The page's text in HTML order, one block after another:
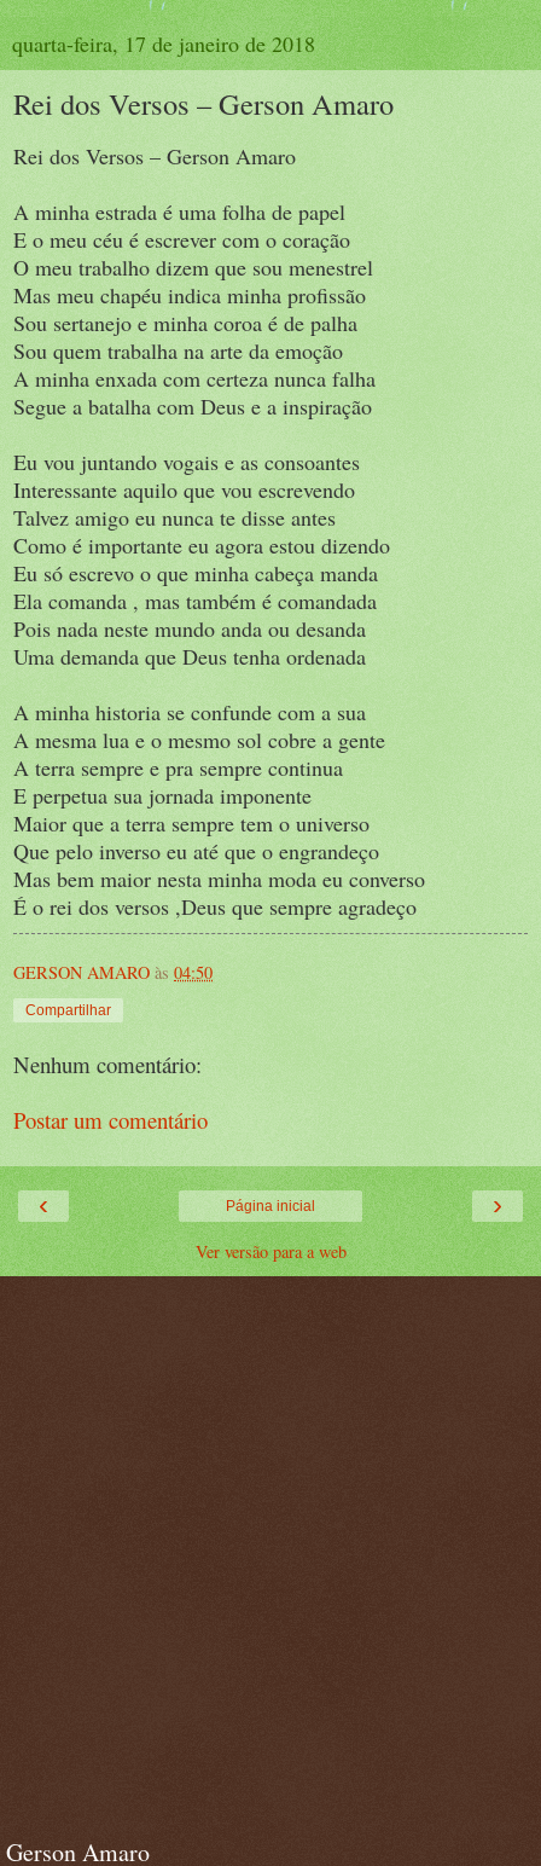
quarta-feira, 17 de janeiro de 2018
Rei dos Versos – Gerson Amaro
Rei dos Versos – Gerson Amaro
A minha estrada é uma folha de papel
E o meu céu é escrever com o coração
O meu trabalho dizem que sou menestrel
Mas meu chapéu indica minha profissão
Sou sertanejo e minha coroa é de palha
Sou quem trabalha na arte da emoção
A minha enxada com certeza nunca falha
Segue a batalha com Deus e a inspiração
Eu vou juntando vogais e as consoantes
Interessante aquilo que vou escrevendo
Talvez amigo eu nunca te disse antes
Como é importante eu agora estou dizendo
Eu só escrevo o que minha cabeça manda
Ela comanda , mas também é comandada
Pois nada neste mundo anda ou desanda
Uma demanda que Deus tenha ordenada
A minha historia se confunde com a sua
A mesma lua e o mesmo sol cobre a gente
A terra sempre e pra sempre continua
E perpetua sua jornada imponente
Maior que a terra sempre tem o universo
Que pelo inverso eu até que o engrandeço
Mas bem maior nesta minha moda eu converso
É o rei dos versos ,Deus que sempre agradeço
GERSON AMARO às 04:50
Compartilhar
Nenhum comentário:
Postar um comentário
‹ ›
Página inicial
Ver versão para a web
Gerson Amaro